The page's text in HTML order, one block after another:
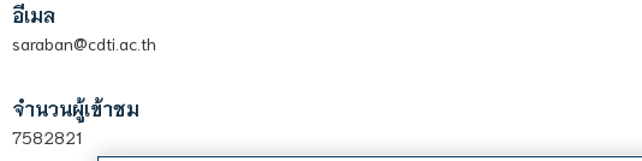
อีเมล
saraban@cdti.ac.th
จำนวนผู้เข้าชม
7582821